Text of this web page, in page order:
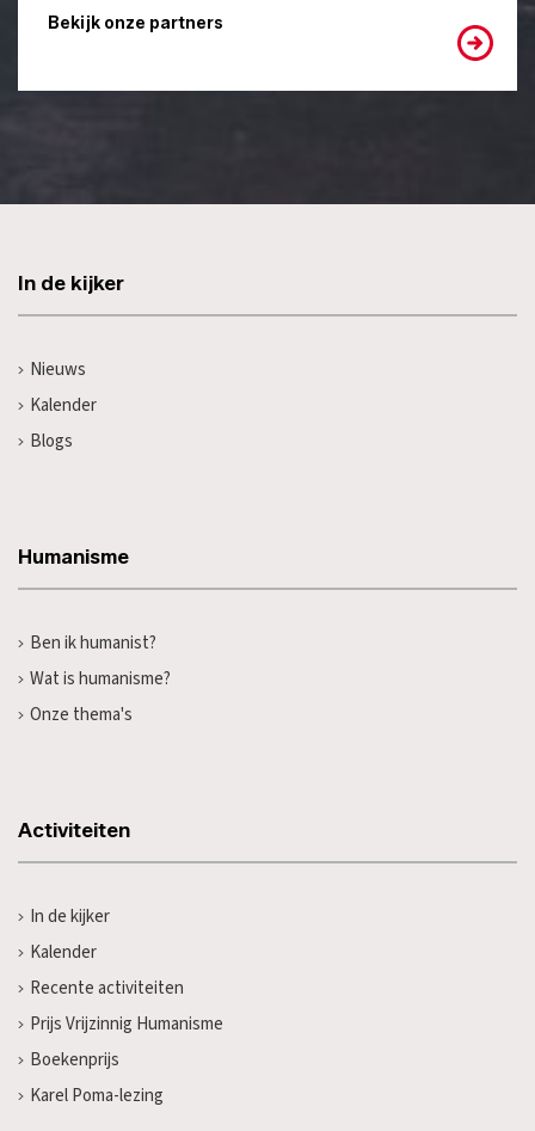
Bekijk onze partners
In de kijker
Nieuws
Kalender
Blogs
Humanisme
Ben ik humanist?
Wat is humanisme?
Onze thema's
Activiteiten
In de kijker
Kalender
Recente activiteiten
Prijs Vrijzinnig Humanisme
Boekenprijs
Karel Poma-lezing